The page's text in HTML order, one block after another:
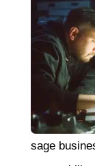
sage